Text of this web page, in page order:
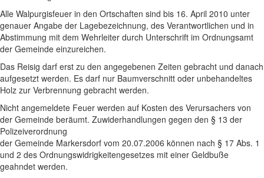
Alle Walpurgisfeuer in den Ortschaften sind bis 16. April 2010 unter
genauer Angabe der Lagebezeichnung, des Verantwortlichen und in
Abstimmung mit dem Wehrleiter durch Unterschrift im Ordnungsamt
der Gemeinde einzureichen.
Das Reisig darf erst zu den angegebenen Zeiten gebracht und danach
aufgesetzt werden. Es darf nur Baumverschnitt oder unbehandeltes
Holz zur Verbrennung gebracht werden.
Nicht angemeldete Feuer werden auf Kosten des Verursachers von
der Gemeinde beräumt. Zuwiderhandlungen gegen den § 13 der
Polizeiverordnung
der Gemeinde Markersdorf vom 20.07.2006 können nach § 17 Abs. 1
und 2 des Ordnungswidrigkeitengesetzes mit einer Geldbuße
geahndet werden.